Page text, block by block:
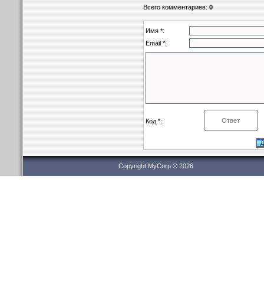
Всего комментариев:0
Имя *:
Email *:
Код *:
Copyright MyCorp © 2026